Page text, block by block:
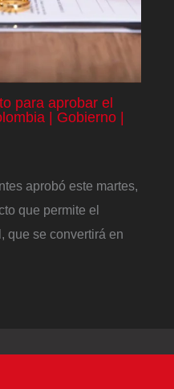
para aprobar el
| Gobierno |
aprobó este martes,
que permite el
que se convertirá en